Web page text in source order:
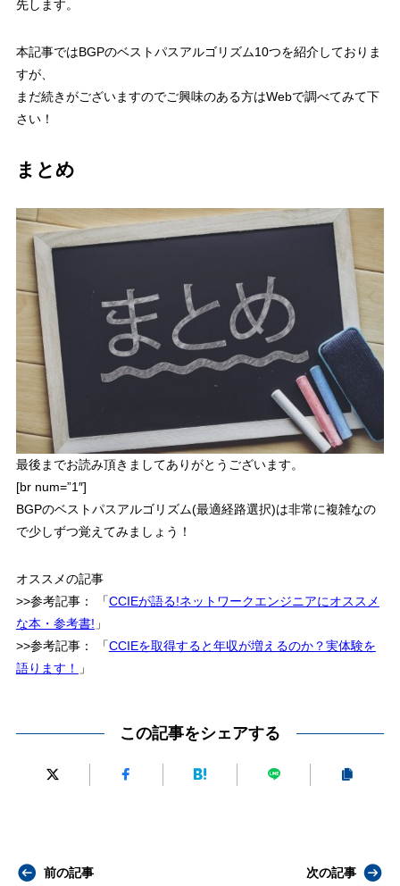
先します。
本記事ではBGPのベストパスアルゴリズム10つを紹介しておりま
すが、
まだ続きがございますのでご興味のある方はWebで調べてみて下
さい！
まとめ
最後までお読み頂きましてありがとうございます。
[br num=”1″]
BGPのベストパスアルゴリズム(最適経路選択)は非常に複雑なの
で少しずつ覚えてみましょう！
オススメの記事
>>参考記事：
「CCIEが語る!ネットワークエンジニアにオススメ
な本・参考書! 」
>>参考記事：
「CCIEを取得すると年収が増えるのか？実体験を
語ります！
」
この記事をシェアする
前の記事 次の記事